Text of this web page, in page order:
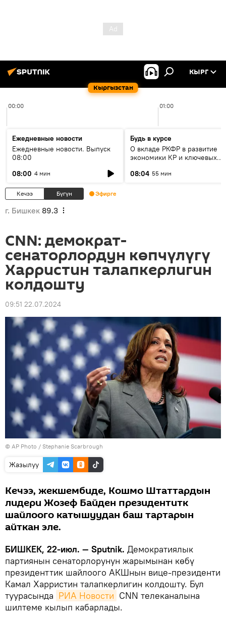
Кыргызстан
КЫРГ
00:00 01:00
Ежедневные новости
Ежедневные новости. Выпуск
08:00
08:00 4 мин
Будь в курсе
О вкладе РКФР в развитие
экономики КР и ключевых
08:04 55 мин
Кечээ Бүгүн Эфирге
г. Бишкек 89.3
CNN: демократ-
сенаторлордун көпчүлүгү
Харристин талапкерлигин
колдошту
09:51 22.07.2024
© AP Photo / Stephanie Scarbrough
Жазылуу
Кечээ, жекшембиде, Кошмо Штаттардын
лидери Жозеф Байден президентитк
шайлоого катышуудан баш тартарын
айткан эле.
БИШКЕК, 22-июл. — Sputnik. Демократиялык
партиянын сенаторлорунун жарымынан көбү
президенттик шайлоого АКШнын вице-президенти
Камал Харристин талапкерлигин колдошту. Бул
туурасында РИА Новости CNN телеканалына
шилтеме кылып кабарлады.